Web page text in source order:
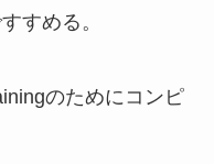
すめる。
のためにコンピ